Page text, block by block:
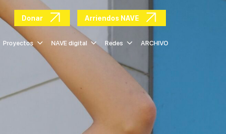
Donar Arriendos NAVE
Proyectos NAVE digital Redes ARCHIVO